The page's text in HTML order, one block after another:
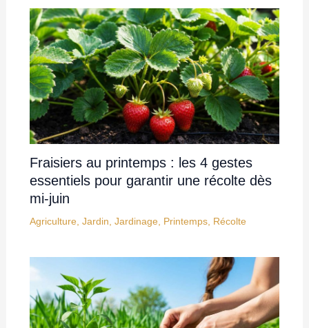
Fraisiers au printemps : les 4 gestes
essentiels pour garantir une récolte dès
mi-juin
Agriculture, Jardin, Jardinage, Printemps, Récolte